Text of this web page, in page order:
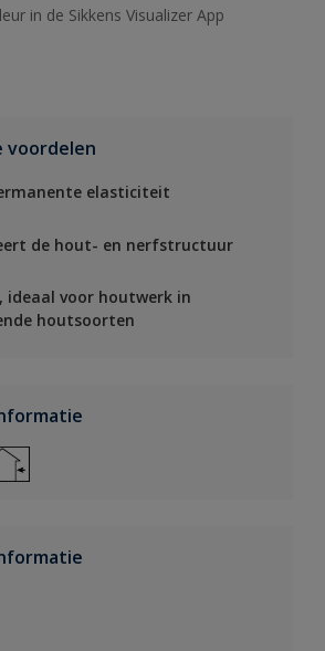
in de Sikkens Visualizer App
voordelen
elasticiteit
de hout- en nerfstructuur
ideaal voor houtwerk in
houtsoorten